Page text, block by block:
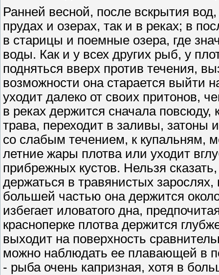
Ранней весной, после вскрытия
прудах и озерах, так и в реках; в
в старицы и поемные озера, где
воды. Как и у всех других рыб, у
подняться вверх против течения,
возможности она старается выйти
уходит далеко от своих притонов,
в реках держится сначала повсюду,
трава, переходит в заливы, затоны
со слабым течением, к купальням,
летние жары плотва или уходит
прибрежных кустов. Нельзя
держаться в травянистых
большей частью она держится
избегает иловатого дна,
красноперке плотва держится
выходит на поверхность
можно наблюдать ее плавающей в
- рыба очень капризная, хотя в